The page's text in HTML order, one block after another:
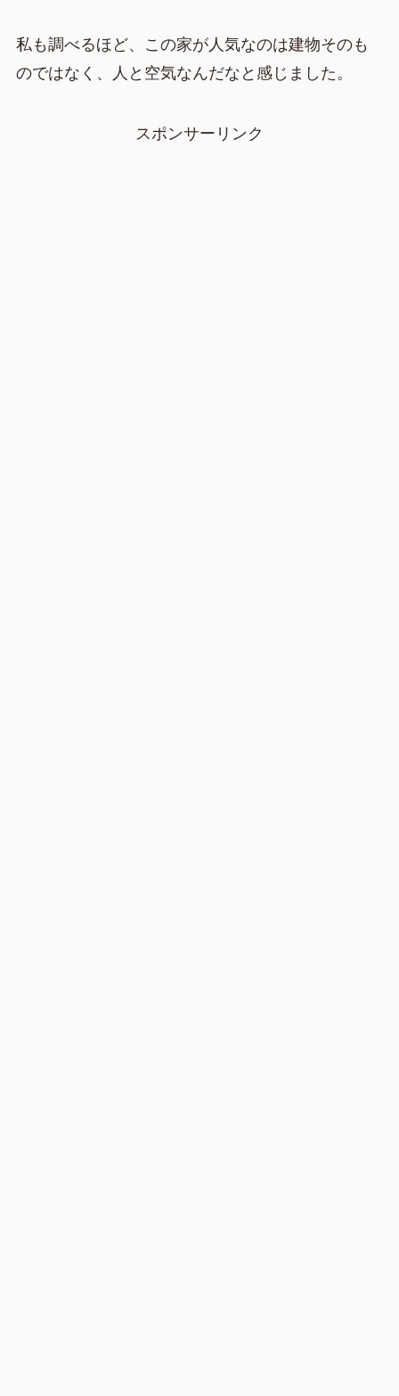
私も調べるほど、この家が人気なのは建物そのも
のではなく、人と空気なんだなと感じました。
スポンサーリンク